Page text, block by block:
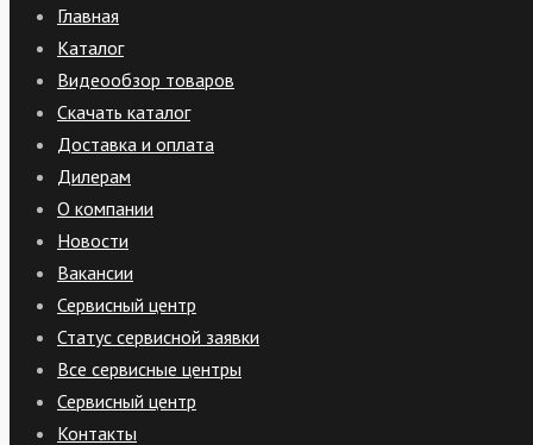
Главная
Каталог
Видеообзор товаров
Скачать каталог
Доставка и оплата
Дилерам
О компании
Новости
Вакансии
Сервисный центр
Статус сервисной заявки
Все сервисные центры
Сервисный центр
Контакты